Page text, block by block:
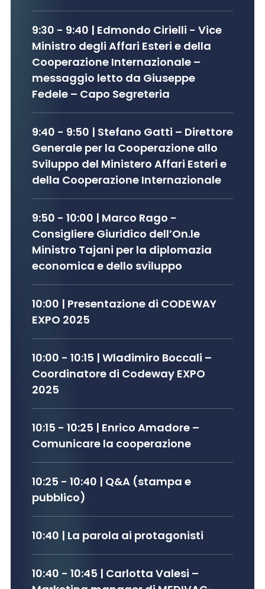
9:30 - 9:40 | Edmondo Cirielli - Vice
Ministro degli Affari Esteri e della
Cooperazione Internazionale –
messaggio letto da Giuseppe
Fedele – Capo Segreteria
9:40 - 9:50 | Stefano Gatti – Direttore
Generale per la Cooperazione allo
Sviluppo del Ministero Affari Esteri e
della Cooperazione Internazionale
9:50 - 10:00 | Marco Rago -
Consigliere Giuridico dell’On.le
Ministro Tajani per la diplomazia
economica e dello sviluppo
10:00 | Presentazione di CODEWAY
EXPO 2025
10:00 - 10:15 | Wladimiro Boccali –
Coordinatore di Codeway EXPO
2025
10:15 - 10:25 | Enrico Amadore –
Comunicare la cooperazione
10:25 - 10:40 | Q&A (stampa e
pubblico)
10:40 | La parola ai protagonisti
10:40 - 10:45 | Carlotta Valesi –